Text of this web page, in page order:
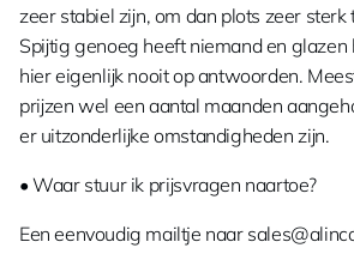
zeer stabiel zijn, om dan plots zeer sterk
Spijtig genoeg heeft niemand en glazen
hier eigenlijk nooit op antwoorden.
prijzen wel een aantal maanden
er uitzonderlijke omstandigheden zijn.
• Waar stuur ik prijsvragen naartoe?
Een eenvoudig mailtje naar